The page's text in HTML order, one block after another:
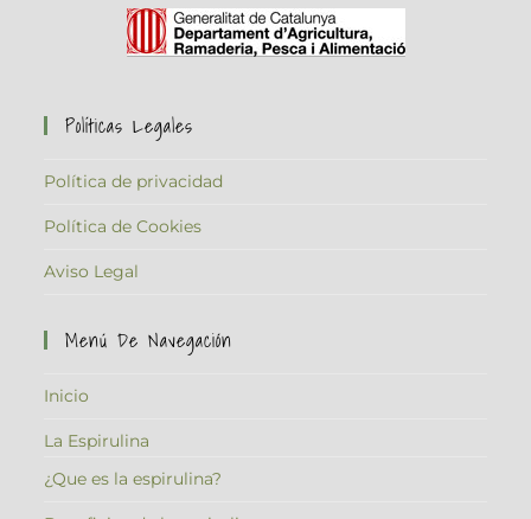
Políticas Legales
Política de privacidad
Política de Cookies
Aviso Legal
Menú De Navegación
Inicio
La Espirulina
¿Que es la espirulina?